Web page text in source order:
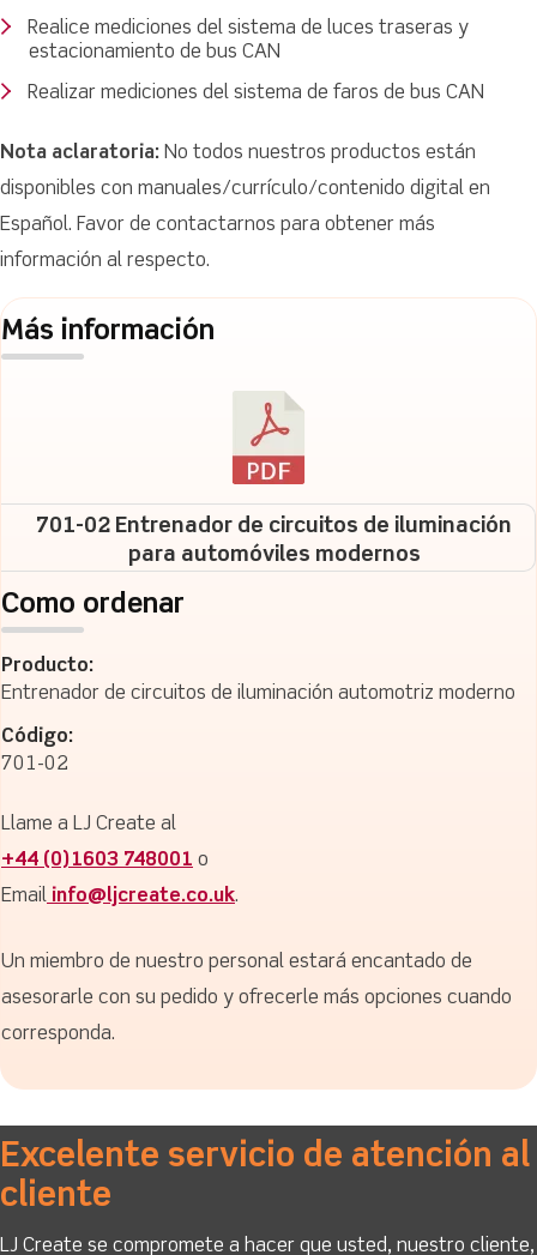
Realice mediciones del sistema de luces traseras y
estacionamiento de bus CAN
Realizar mediciones del sistema de faros de bus CAN
Nota aclaratoria: No todos nuestros productos están
disponibles con manuales/currículo/contenido digital en
Español. Favor de contactarnos para obtener más
información al respecto.
Más información
701-02 Entrenador de circuitos de iluminación
para automóviles modernos
Como ordenar
Producto:
Entrenador de circuitos de iluminación automotriz moderno
Código:
701-02
Llame a LJ Create al
+44 (0)1603 748001 o
Email info@ljcreate.co.uk.
Un miembro de nuestro personal estará encantado de
asesorarle con su pedido y ofrecerle más opciones cuando
corresponda.
Excelente servicio de atención al
cliente
LJ Create se compromete a hacer que usted, nuestro cliente,